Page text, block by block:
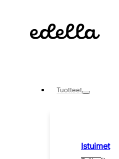
Tuotteet
Istuimet